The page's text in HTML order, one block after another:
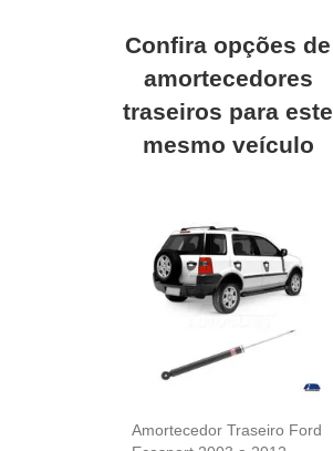
Confira opções de
amortecedores
traseiros para este
mesmo veículo
Amortecedor Traseiro Ford